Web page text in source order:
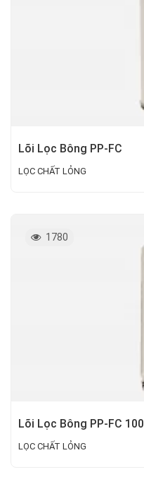
Lõi Lọc Bông PP-FC
LỌC CHẤT LỎNG
1780
Lõi Lọc Bông PP-FC 100
LỌC CHẤT LỎNG